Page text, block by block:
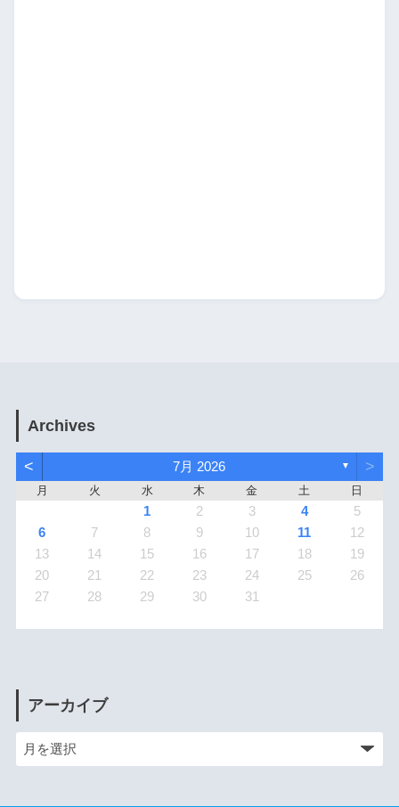
Archives
< 7月 2026 ▼ >
月 火 水 木 金 土 日
1 2 3 4
5
6
7 8 9 10 11
12
13
14 15 16 17 18
19
20
21 22 23 24 25
26
27
28 29 30 31
アーカイブ